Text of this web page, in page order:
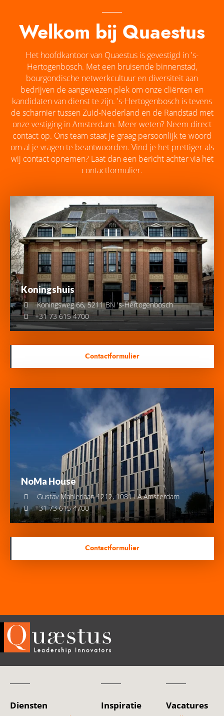
Welkom bij Quaestus
Het hoofdkantoor van Quaestus is gevestigd in 's-
Hertogenbosch. Met een bruisende binnenstad,
bourgondische netwerkcultuur en diversiteit aan
bedrijven de aangewezen plek om onze cliënten en
kandidaten van dienst te zijn. 's-Hertogenbosch is tevens
de scharnier tussen Zuid-Nederland en de Randstad met
onze vestiging in Amsterdam. Meer weten? Neem direct
contact op. Ons team staat je graag persoonlijk te woord
om al je vragen te beantwoorden. Vind je het prettiger als
wij contact opnemen? Laat dan een bericht achter via het
contactformulier.
Koningshuis
Koningsweg 66, 5211 BN 's-Hertogenbosch
+31 73 615 4700
Contactformulier
NoMa House
Gustav Mahlerlaan 1212, 1081 LA Amsterdam
+31 73 615 4700
Contactformulier
Diensten Inspiratie Vacatures